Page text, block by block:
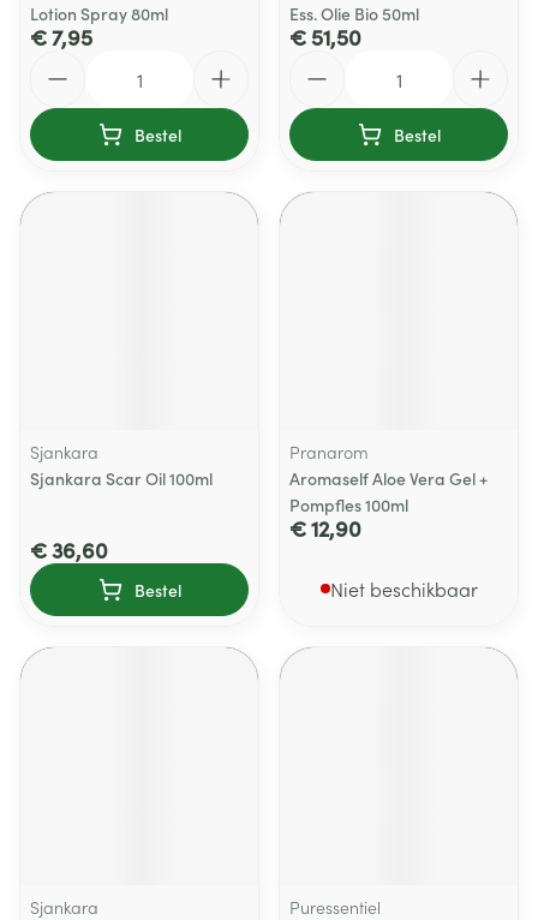
Lotion Spray 80ml
€ 7,95
Bestel
Ess. Olie Bio 50ml
€ 51,50
Bestel
Sjankara
Sjankara Scar Oil 100ml
€ 36,60
Bestel
Pranarom
Aromaself Aloe Vera Gel +
Pompfles 100ml
€ 12,90
Niet beschikbaar
Sjankara
Puressentiel